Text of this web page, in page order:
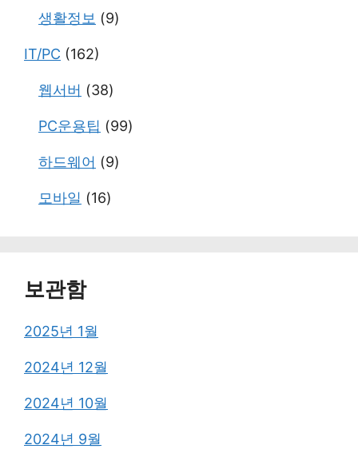
생활정보 (9)
IT/PC (162)
웹서버 (38)
PC운용팁 (99)
하드웨어 (9)
모바일 (16)
보관함
2025년 1월
2024년 12월
2024년 10월
2024년 9월